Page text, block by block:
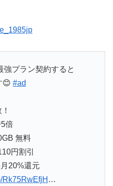
強プラン契約すると
😊 #ad
倍
無料
円割引
20%還元
Rk75RwEfjH …